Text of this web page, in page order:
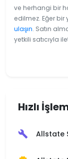
ve herhangi bir
edilmez. Eğer bir
ulaşın. Satın
yetkili satıcıyla
Hızlı
build Allstate